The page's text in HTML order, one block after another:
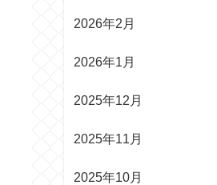
2026年2月
2026年1月
2025年12月
2025年11月
2025年10月